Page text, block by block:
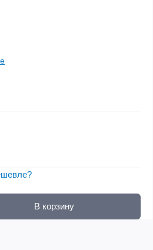
В корзину